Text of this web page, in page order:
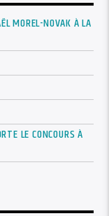
MOREL-NOVAK À LA
LE CONCOURS À